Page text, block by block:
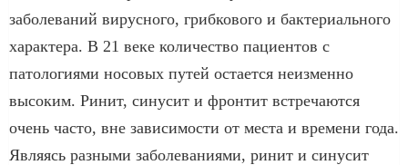
заболеваний вирусного, грибкового и бактериального
характера. В 21 веке количество пациентов с
патологиями носовых путей остается неизменно
высоким. Ринит, синусит и фронтит встречаются
очень часто, вне зависимости от места и времени года.
Являясь разными заболеваниями, ринит и синусит